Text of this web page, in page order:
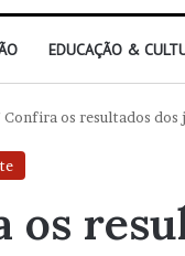
EDUCAÇÃO &
Confira os resultados dos
os